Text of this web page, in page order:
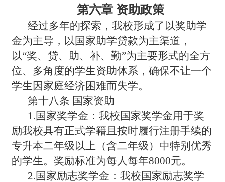
第六章 资助政策
经过多年的探索，我校形成了以奖助学
金为主导，以国家助学贷款为主渠道，
以“奖、贷、助、补、勤”为主要形式的全方
位、多角度的学生资助体系，确保不让一个
学生因家庭经济困难而失学。
第十八条 国家资助
1.国家奖学金：我校国家奖学金用于奖
励我校具有正式学籍且按时履行注册手续的
专升本二年级以上（含二年级）中特别优秀
的学生。奖励标准为每人每年8000元。
2.国家励志奖学金：我校国家励志奖学